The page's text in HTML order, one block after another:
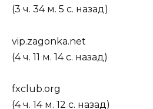
(3 ч. 34 м. 5 с. назад)
vip.zagonka.net
(4 ч. 11 м. 14 с. назад)
fxclub.org
(4 ч. 14 м. 12 с. назад)